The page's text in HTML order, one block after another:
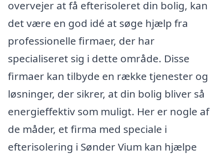
overvejer at få efterisoleret din bolig, kan
det være en god idé at søge hjælp fra
professionelle firmaer, der har
specialiseret sig i dette område. Disse
firmaer kan tilbyde en række tjenester og
løsninger, der sikrer, at din bolig bliver så
energieffektiv som muligt. Her er nogle af
de måder, et firma med speciale i
efterisolering i Sønder Vium kan hjælpe